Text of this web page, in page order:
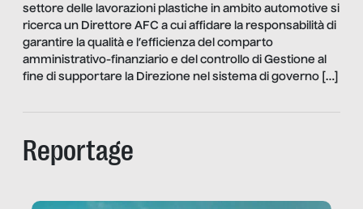
settore delle lavorazioni plastiche in ambito automotive si
ricerca un Direttore AFC a cui affidare la responsabilità di
garantire la qualità e l’efficienza del comparto
amministrativo-finanziario e del controllo di Gestione al
fine di supportare la Direzione nel sistema di governo […]
Reportage